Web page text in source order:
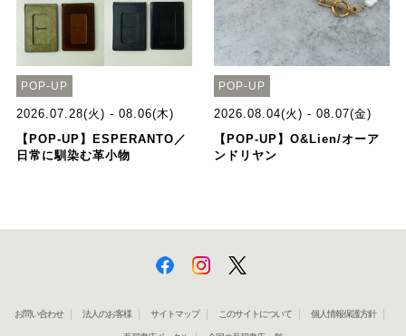
POP-UP
2026.07.28(火) - 08.06(木)
【POP-UP】ESPERANTO／
日常に馴染む革小物
POP-UP
2026.08.04(火) - 08.07(金)
【POP-UP】O&Lien/オーア
ンドリヤン
お問い合わせ 法人のお客様 サイトマップ このサイトについて 個人情報保護方針